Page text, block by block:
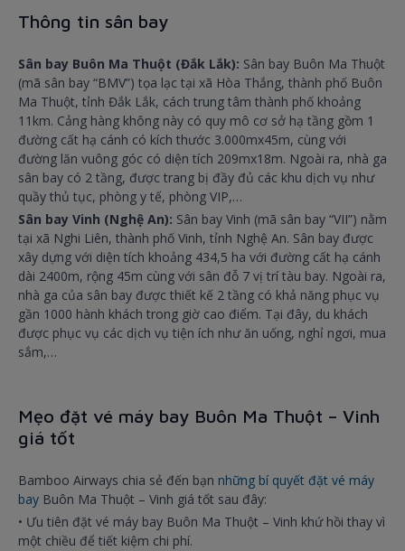
Thông tin sân bay
Sân bay Buôn Ma Thuột (Đắk Lắk): Sân bay Buôn Ma Thuột
(mã sân bay “BMV”) tọa lạc tại xã Hòa Thắng, thành phố Buôn
Ma Thuột, tỉnh Đắk Lắk, cách trung tâm thành phố khoảng
11km. Cảng hàng không này có quy mô cơ sở hạ tầng gồm 1
đường cất hạ cánh có kích thước 3.000mx45m, cùng với
đường lăn vuông góc có diện tích 209mx18m. Ngoài ra, nhà ga
sân bay có 2 tầng, được trang bị đầy đủ các khu dịch vụ như
quầy thủ tục, phòng y tế, phòng VIP,…
Sân bay Vinh (Nghệ An): Sân bay Vinh (mã sân bay “VII”) nằm
tại xã Nghi Liên, thành phố Vinh, tỉnh Nghệ An. Sân bay được
xây dựng với diện tích khoảng 434,5 ha với đường cất hạ cánh
dài 2400m, rộng 45m cùng với sân đỗ 7 vị trí tàu bay. Ngoài ra,
nhà ga của sân bay được thiết kế 2 tầng có khả năng phục vụ
gần 1000 hành khách trong giờ cao điểm. Tại đây, du khách
được phục vụ các dịch vụ tiện ích như ăn uống, nghỉ ngơi, mua
sắm,…
Mẹo đặt vé máy bay Buôn Ma Thuột – Vinh
giá tốt
Bamboo Airways chia sẻ đến bạn những bí quyết đặt vé máy
bay Buôn Ma Thuột – Vinh giá tốt sau đây:
• Ưu tiên đặt vé máy bay Buôn Ma Thuột – Vinh khứ hồi thay vì
một chiều để tiết kiệm chi phí.